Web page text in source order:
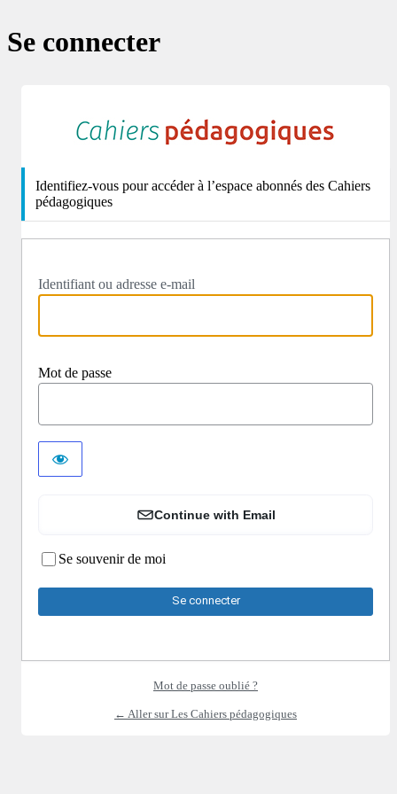
Se connecter
Identifiez-vous pour accéder à l’espace abonnés des Cahiers
pédagogiques
Identifiant ou adresse e-mail
Mot de passe
Continue with Email
Se souvenir de moi
Mot de passe oublié ?
← Aller sur Les Cahiers pédagogiques